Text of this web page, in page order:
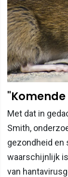
Met dat in
Smith,
gezondheid en
waarschijnlijk
van